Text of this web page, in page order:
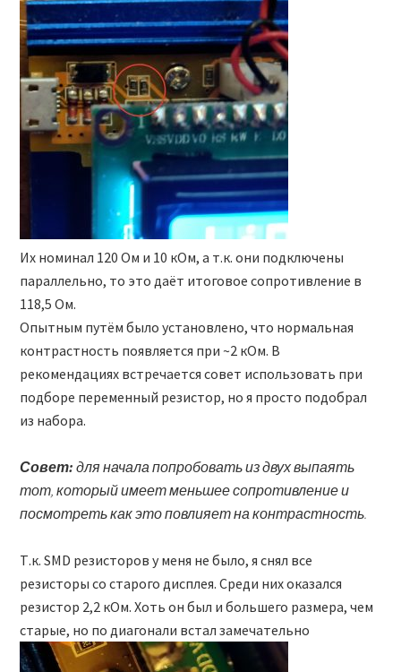
Их номинал 120 Ом и 10 кОм, а т.к. они подключены
параллельно, то это даёт итоговое сопротивление в
118,5 Ом.
Опытным путём было установлено, что нормальная
контрастность появляется при ~2 кОм. В
рекомендациях встречается совет использовать при
подборе переменный резистор, но я просто подобрал
из набора.
Совет: для начала попробовать из двух выпаять
тот, который имеет меньшее сопротивление и
посмотреть как это повлияет на контрастность.
Т.к. SMD резисторов у меня не было, я снял все
резисторы со старого дисплея. Среди них оказался
резистор 2,2 кОм. Хоть он был и большего размера, чем
старые, но по диагонали встал замечательно